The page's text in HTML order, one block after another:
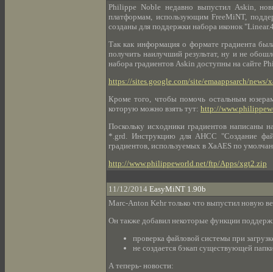
Philippe Noble недавно выпустил Askin,
платформам, использующим FreeMiNT,
созданы для поддержки набора иконок
Так как информация о формате градиента
получить наилучший результат, ну и не
набора градиентов Askin доступны на сайте
https://sites.google.com/site/emaappsarch/news/
Кроме того, чтобы помочь остальным
которую можно взять тут: http://
Поскольку исходники градиентов написаны
*.grd. Инструкцию для AHCC "Создание
градиентов, используемых в XaAES по
http://www.philippeworld.net/ftp/Apps/xgt2.zip
11/12/2014 EasyMiNT 1.90b
Marc-Anton Kehr только что выпустил новую
Он также добавил некоторые функции
проверка файловой системы при
не создается бэкап существующей
А теперь- новости: